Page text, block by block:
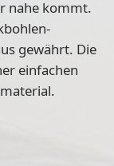
nahe kommt.
gewährt. Die
einfachen